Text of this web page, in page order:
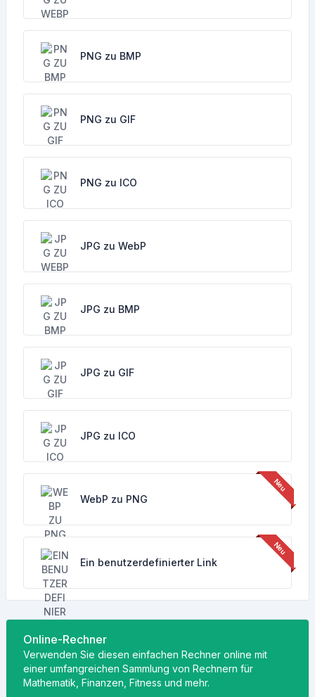
PNG zu BMP
PNG zu GIF
PNG zu ICO
JPG zu WebP
JPG zu BMP
JPG zu GIF
JPG zu ICO
WebP zu PNG
Ein benutzerdefinierter Link
Online-Rechner
Verwenden Sie diesen einfachen Rechner online mit
einer umfangreichen Sammlung von Rechnern für
Mathematik, Finanzen, Fitness und mehr.